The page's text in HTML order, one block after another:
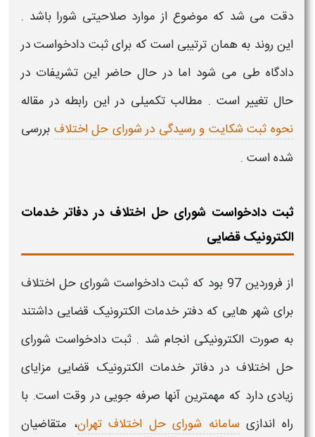
دقت می شد که موضوع از موارد صلاحیتی شورا باشد .
این روند به همان ترتیبی است که برایثبت دادخواستدر
دادگاه طی می شود اما در حال حاضر این تشریفات در
حال تغییر است . مطالب تکمیلی در این رابطه در مقاله
نحوه ثبت شکایت و رسیدگی در شورای حل اختلاف بررسی
شده است .
ثبت دادخواست شورای حل اختلاف در دفاتر خدمات
الکترونیک قضایی
از فروردین 97 بود که ثبت دادخواست شورای حل اختلاف
برای شهر هایی که دفتر خدمات الکترونیک قضایی داشتند
به صورت الکترونیکی انجام شد .ثبت دادخواست شورای
حل اختلاف در دفاتر خدمات الکترونیک قضایی مزایای
زیادی دارد که مهمترین آنها صرفه جویی در وقت است. با
راه اندازی سامانه شورای حل اختلاف تهران، متقاضیان